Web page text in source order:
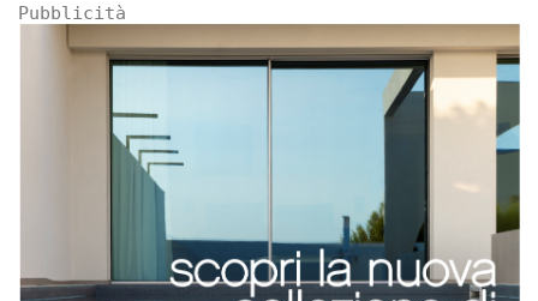
Pubblicità